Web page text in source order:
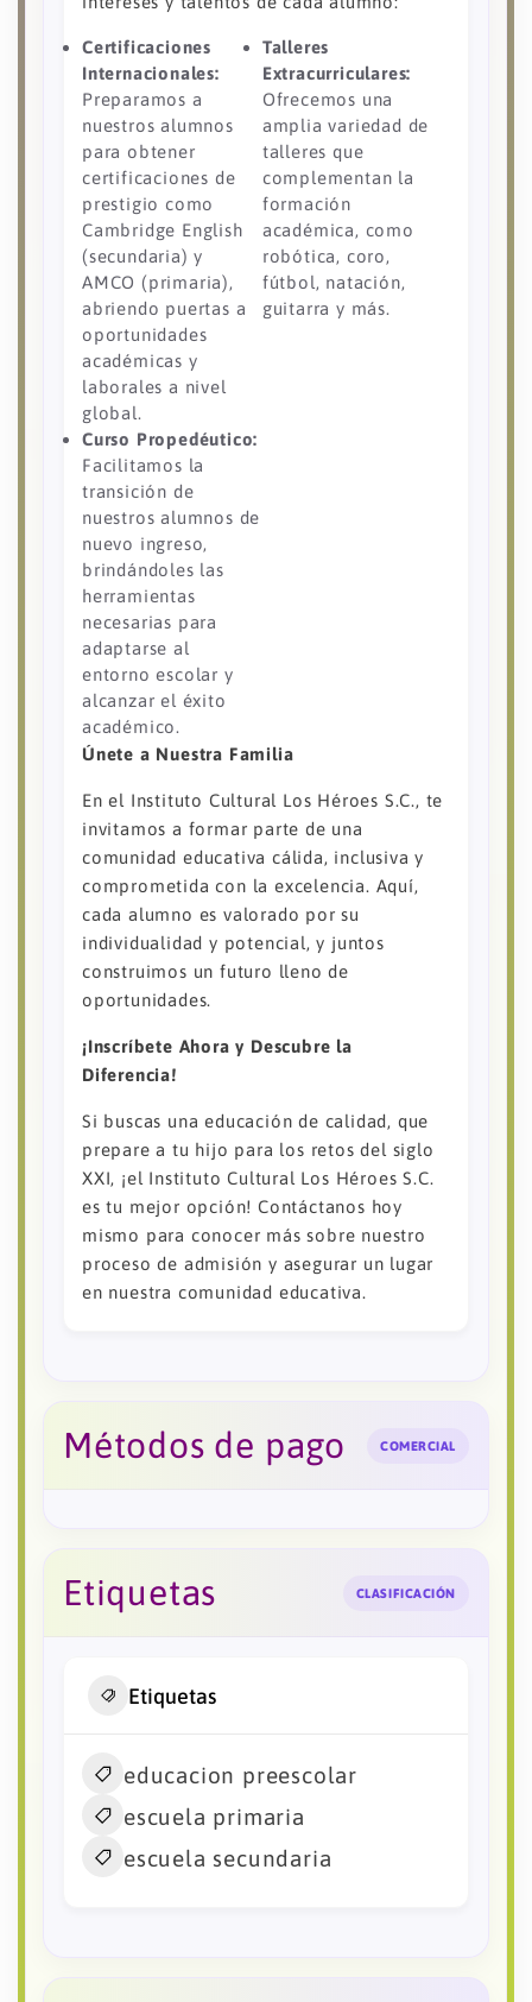
Certificaciones
Internacionales:
Preparamos a
nuestros alumnos
para obtener
certificaciones de
prestigio como
Cambridge English
(secundaria) y
AMCO (primaria),
abriendo puertas a
oportunidades
académicas y
laborales a nivel
global.
Talleres
Extracurriculares:
Ofrecemos una
amplia variedad de
talleres que
complementan la
formación
académica, como
robótica, coro,
fútbol, natación,
guitarra y más.
Curso Propedéutico:
Facilitamos la
transición de
nuestros alumnos de
nuevo ingreso,
brindándoles las
herramientas
necesarias para
adaptarse al
entorno escolar y
alcanzar el éxito
académico.
Únete a Nuestra Familia
En el Instituto Cultural Los Héroes S.C., te
invitamos a formar parte de una
comunidad educativa cálida, inclusiva y
comprometida con la excelencia. Aquí,
cada alumno es valorado por su
individualidad y potencial, y juntos
construimos un futuro lleno de
oportunidades.
¡Inscríbete Ahora y Descubre la
Diferencia!
Si buscas una educación de calidad, que
prepare a tu hijo para los retos del siglo
XXI, ¡el Instituto Cultural Los Héroes S.C.
es tu mejor opción! Contáctanos hoy
mismo para conocer más sobre nuestro
proceso de admisión y asegurar un lugar
en nuestra comunidad educativa.
Métodos de pago COMERCIAL
Etiquetas CLASIFICACIÓN
Etiquetas
educacion preescolar
escuela primaria
escuela secundaria